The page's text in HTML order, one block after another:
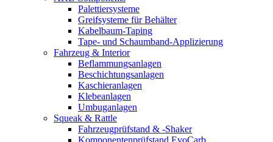
Palettiersysteme
Greifsysteme für Behälter
Kabelbaum-Taping
Tape- und Schaumband-Applizierung
Fahrzeug & Interior
Beflammungsanlagen
Beschichtungsanlagen
Kaschieranlagen
Klebeanlagen
Umbuganlagen
Squeak & Rattle
Fahrzeugprüfstand & -Shaker
Komponentenprüfstand EvoCarb